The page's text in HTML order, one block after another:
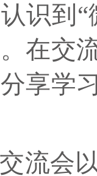
识到
在交
享学
流会